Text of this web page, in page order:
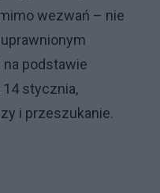
wezwań – nie
na podstawie
stycznia,
i przeszukanie.